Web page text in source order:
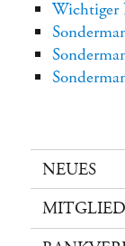
Wichtiger
NEUES